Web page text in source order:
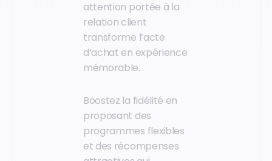
attention portée à la
relation client
transforme l’acte
d’achat en expérience
mémorable.
Boostez la fidélité en
proposant des
programmes flexibles
et des récompenses